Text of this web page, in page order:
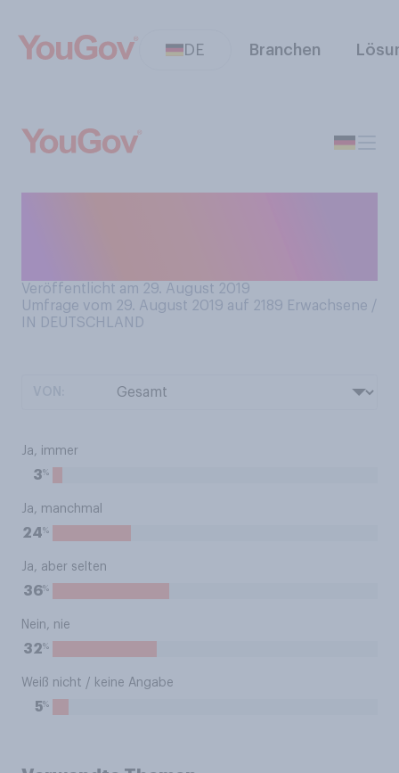
DE Branchen
Veröffentlicht am 29. August 2019
Umfrage vom 29. August 2019 auf 2189 Erwachsene /
IN DEUTSCHLAND
Ja, immer
3%
Ja, manchmal
24%
Ja, aber selten
36%
Nein, nie
32%
Weiß nicht / keine Angabe
5%